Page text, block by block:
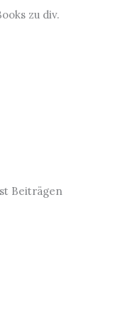
zu div.
Beiträgen